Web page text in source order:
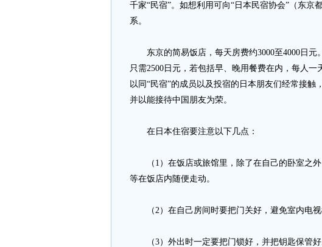
千家“民宿”。如想利用可向“日本民宿协会”（东京
系。
东京的简易饭店，每天房费约3000至4000日元
只需2500日元，若包括早、晚用餐费在内，每人一
以同“民宿”的成员以及投宿的日本朋友们经常接触
并以能接待中国朋友为荣。
在日本住宿要注意以下几点：
（1）在饭店或旅馆里，除了在自己的卧室之外
等在饭店内随便走动。
（2）在自己房间时要把门关好，避免室内电视
（3）外出时一定要把门锁好，并把钥匙保管好